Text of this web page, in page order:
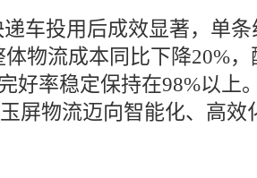
车投用后成效显著，单
物流成本同比下降20%
好率稳定保持在98%以上
屏物流迈向智能化、高